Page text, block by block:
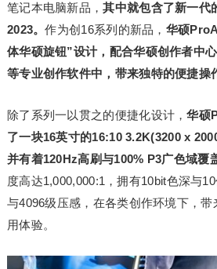
笔记本电脑新品，其中就包含了新一代
2023。作为创16系列的新品， 华硕
体华硕旋钮”设计，配合华硕创作者中
等专业创作软件中，带来独特的便捷操
除了系列一以贯之的便捷化设计，华硕
了一块16英寸的16:10 3.2K(3200 x
并有着120Hz高刷与100% P3广色域覆
度高达1,000,000:1，拥有10bit色深与
与4096级压感，在各类创作环境下，
用体验。